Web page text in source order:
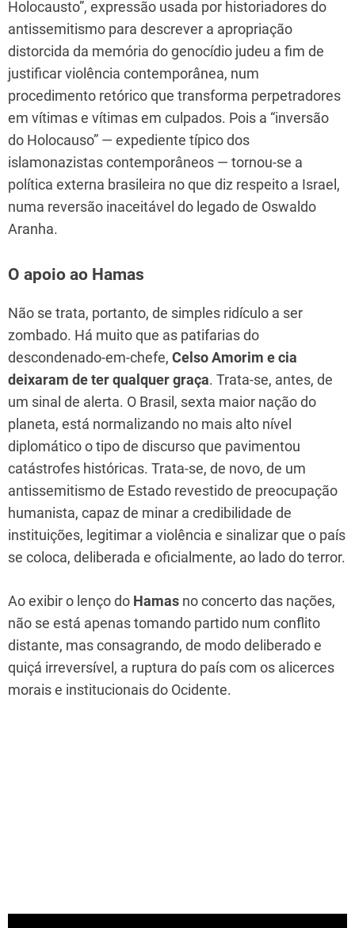
Holocausto”, expressão usada por historiadores do
antissemitismo para descrever a apropriação
distorcida da memória do genocídio judeu a fim de
justificar violência contemporânea, num
procedimento retórico que transforma perpetradores
em vítimas e vítimas em culpados. Pois a “inversão
do Holocauso” — expediente típico dos
islamonazistas contemporâneos — tornou-se a
política externa brasileira no que diz respeito a Israel,
numa reversão inaceitável do legado de Oswaldo
Aranha.
O apoio ao Hamas
Não se trata, portanto, de simples ridículo a ser
zombado. Há muito que as patifarias do
descondenado-em-chefe, Celso Amorim e cia
deixaram de ter qualquer graça. Trata-se, antes, de
um sinal de alerta. O Brasil, sexta maior nação do
planeta, está normalizando no mais alto nível
diplomático o tipo de discurso que pavimentou
catástrofes históricas. Trata-se, de novo, de um
antissemitismo de Estado revestido de preocupação
humanista, capaz de minar a credibilidade de
instituições, legitimar a violência e sinalizar que o país
se coloca, deliberada e oficialmente, ao lado do terror.
Ao exibir o lenço do Hamas no concerto das nações,
não se está apenas tomando partido num conflito
distante, mas consagrando, de modo deliberado e
quiçá irreversível, a ruptura do país com os alicerces
morais e institucionais do Ocidente.